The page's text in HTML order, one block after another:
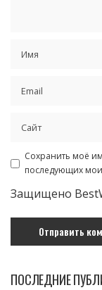
Сохранить моё
последующих
Защищено
ПОСЛЕДНИЕ